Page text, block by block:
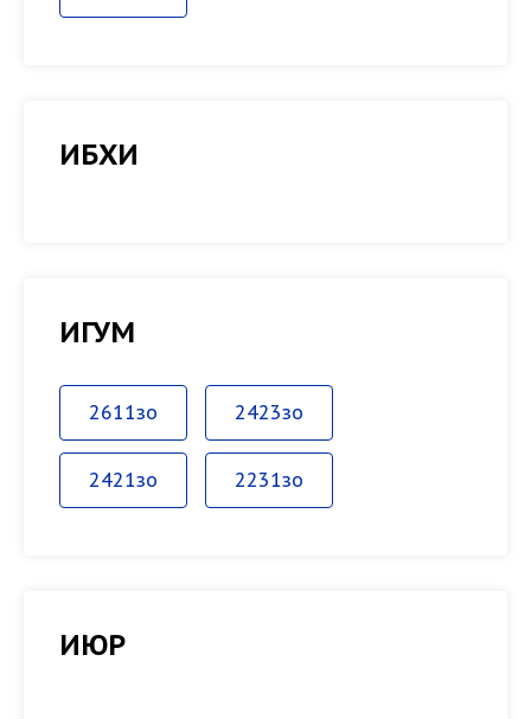
ИБХИ
ИГУМ
2611зо 2423зо
2421зо 2231зо
ИЮР